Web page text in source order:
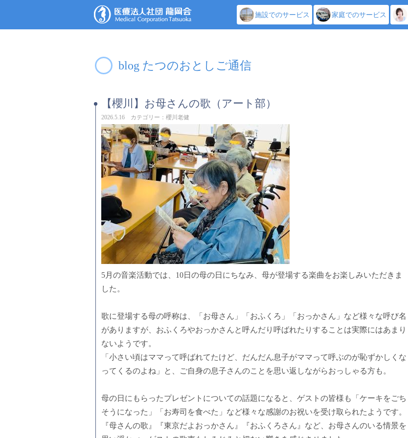
施設でのサービス 家庭でのサービス
blog たつのおとしご通信
【櫻川】お母さんの歌（アート部）
2026.5.16 カテゴリー：櫻川老健
5月の音楽活動では、10日の母の日にちなみ、母が登場する楽曲をお楽しみいただきま
した。
歌に登場する母の呼称は、「お母さん」「おふくろ」「おっかさん」など様々な呼び名
がありますが、おふくろやおっかさんと呼んだり呼ばれたりすることは実際にはあまり
ないようです。
「小さい頃はママって呼ばれてたけど、だんだん息子がママって呼ぶのが恥ずかしくな
ってくるのよね」と、ご自身の息子さんのことを思い返しながらおっしゃる方も。
母の日にもらったプレゼントについての話題になると、ゲストの皆様も「ケーキをごち
そうになった」「お寿司を食べた」など様々な感謝のお祝いを受け取られたようです。
『母さんの歌』『東京だよおっかさん』『おふくろさん』など、お母さんのいる情景を